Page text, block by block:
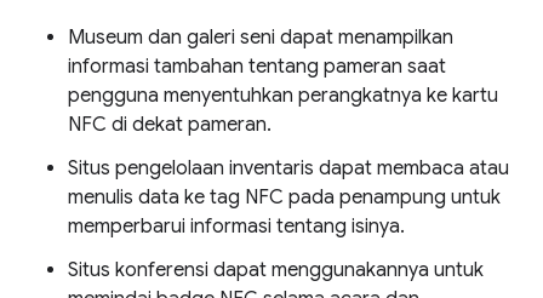
Museum dan galeri seni dapat menampilkan
informasi tambahan tentang pameran saat
pengguna menyentuhkan perangkatnya ke kartu
NFC di dekat pameran.
Situs pengelolaan inventaris dapat membaca atau
menulis data ke tag NFC pada penampung untuk
memperbarui informasi tentang isinya.
Situs konferensi dapat menggunakannya untuk